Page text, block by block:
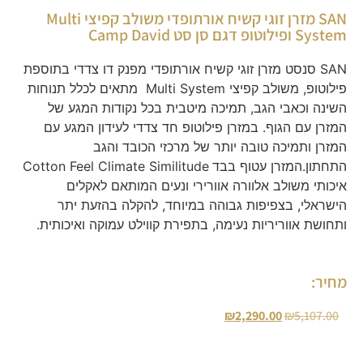
SAN מזרן זוגי קשיח אורתופדי משולב קפיצי Multi
System ופילוטופ דגם סן סט Camp David
SAN סנסט מזרן זוגי קשיח אורתופדי מפנק דו צדדי בתוספת
פילוטופ, משולב קפיצי Multi System מתאים לכלל תנוחות
השינה וכאבי הגב, תמיכה מיטבית בכל נקודות המגע של
המזרן עם הגוף. במזרן פילוטופ חד צדדי לעידון המגע עם
המזרן ותמיכה טובה יותר של מרכזי הכובד והגב
התחתון.המזרן עטוף בבד Cotton Feel Climate Similitude
איכותי משולב אלוורה אוורירי ונעים המותאם לאקלים
הישראלי, בצפיפות גבוהה במיוחד, להקלה בהזעת יתר
ותחושת אווריריות נעימה, בתפירת קווילט עמוקה ואיכותית.
מחיר:
₪5,107.00
₪2,290.00